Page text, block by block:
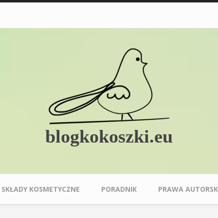
blogkokoszki.eu
SKŁADY KOSMETYCZNE PORADNIK PRAWA